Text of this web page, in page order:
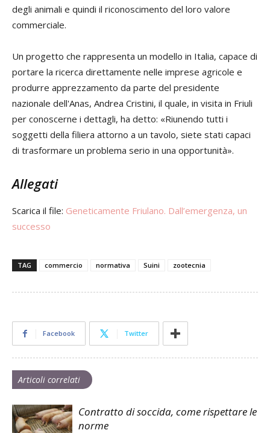
degli animali e quindi il riconoscimento del loro valore
commerciale.
Un progetto che rappresenta un modello in Italia, capace di
portare la ricerca direttamente nelle imprese agricole e
produrre apprezzamento da parte del presidente
nazionale dell'Anas, Andrea Cristini, il quale, in visita in Friuli
per conoscerne i dettagli, ha detto: «Riunendo tutti i
soggetti della filiera attorno a un tavolo, siete stati capaci
di trasformare un problema serio in una opportunità».
Allegati
Scarica il file: Geneticamente Friulano. Dall’emergenza, un
successo
TAG commercio normativa Suini zootecnia
Facebook Twitter
Articoli correlati
Contratto di soccida, come rispettare le
norme